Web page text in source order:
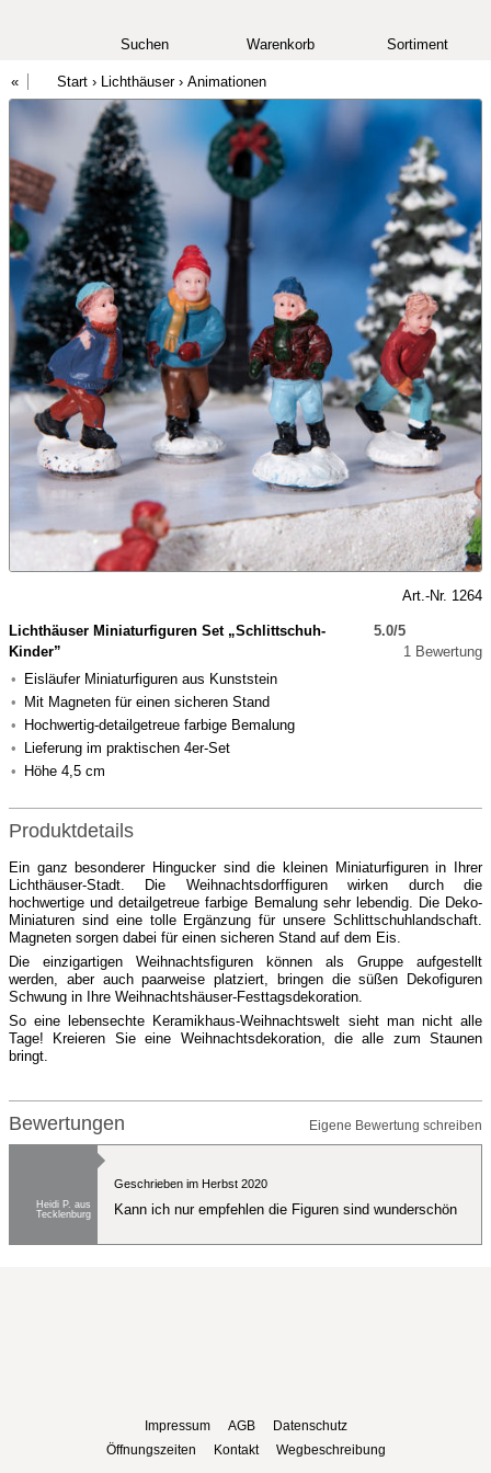
Suchen Warenkorb Sortiment
Start › Lichthäuser› Animationen
Art.-Nr. 1264
Lichthäuser Miniaturfiguren Set „Schlittschuh-
Kinder”
Eisläufer Miniaturfiguren aus Kunststein
Mit Magneten für einen sicheren Stand
Hochwertig-detailgetreue farbige Bemalung
Lieferung im praktischen 4er-Set
Höhe 4,5 cm
5.0/5
1 Bewertung
Produktdetails
Ein ganz besonderer Hingucker sind die kleinen Miniaturfiguren in Ihrer
Lichthäuser-Stadt. Die Weihnachtsdorffiguren wirken durch die
hochwertige und detailgetreue farbige Bemalung sehr lebendig. Die Deko-
Miniaturen sind eine tolle Ergänzung für unsere Schlittschuhlandschaft.
Magneten sorgen dabei für einen sicheren Stand auf dem Eis.
Die einzigartigen Weihnachtsfiguren können als Gruppe aufgestellt
werden, aber auch paarweise platziert, bringen die süßen Dekofiguren
Schwung in Ihre Weihnachtshäuser-Festtagsdekoration.
So eine lebensechte Keramikhaus-Weihnachtswelt sieht man nicht alle
Tage! Kreieren Sie eine Weihnachtsdekoration, die alle zum Staunen
bringt.
Bewertungen Eigene Bewertung schreiben
Heidi P. aus
Tecklenburg
Geschrieben im Herbst 2020
Kann ich nur empfehlen die Figuren sind wunderschön
Impressum AGB
Datenschutz
Öffnungszeiten
Kontakt Wegbeschreibung